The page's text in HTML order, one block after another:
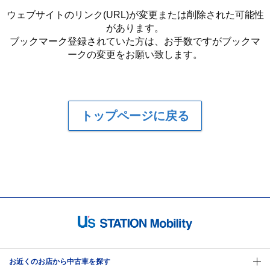
ウェブサイトのリンク(URL)が変更または削除された可能性
があります。
ブックマーク登録されていた方は、お手数ですがブックマ
ークの変更をお願い致します。
トップページに戻る
お近くのお店から中古車を探す